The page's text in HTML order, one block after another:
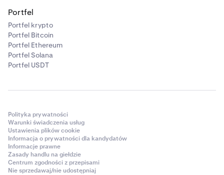
Portfel
Portfel krypto
Portfel Bitcoin
Portfel Ethereum
Portfel Solana
Portfel USDT
Polityka prywatności
Warunki świadczenia usług
Ustawienia plików cookie
Informacja o prywatności dla kandydatów
Informacje prawne
Zasady handlu na giełdzie
Centrum zgodności z przepisami
Nie sprzedawaj/nie udostępniaj